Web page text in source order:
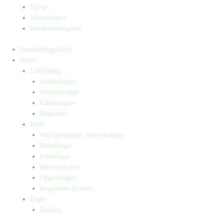
Presse
Manuskripter
Handelsbetingelser
Sommerbogpakker
Bøger
Letlæsning
Indskolingen
Mellemtrinnet
Udskolingen
Bogkasser
Børn
Små mennesker, store drømme
Billedbøger
Faktabøger
Børneromaner
Opgavebøger
Bogpakker til børn
Unge
Fantasy